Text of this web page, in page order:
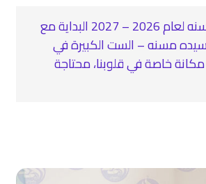
جليسه لسيده مسنه لعام 2026 – 2027 البداية مع
مسنه – الست الكبيرة في
خاصة في قلوبنا، محتاجة